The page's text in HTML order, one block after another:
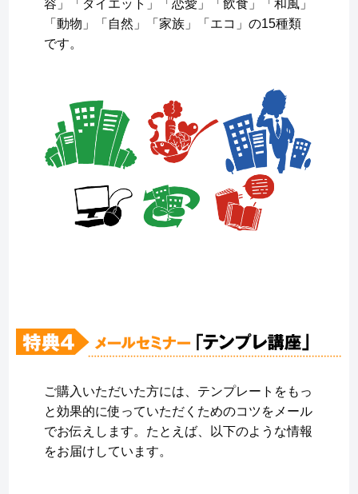
容」「ダイエット」「恋愛」「飲食」「和風」
「動物」「自然」「家族」「エコ」の15種類
です。
ご購入いただいた方には、テンプレートをもっ
と効果的に使っていただくためのコツをメール
でお伝えします。たとえば、以下のような情報
をお届けしています。